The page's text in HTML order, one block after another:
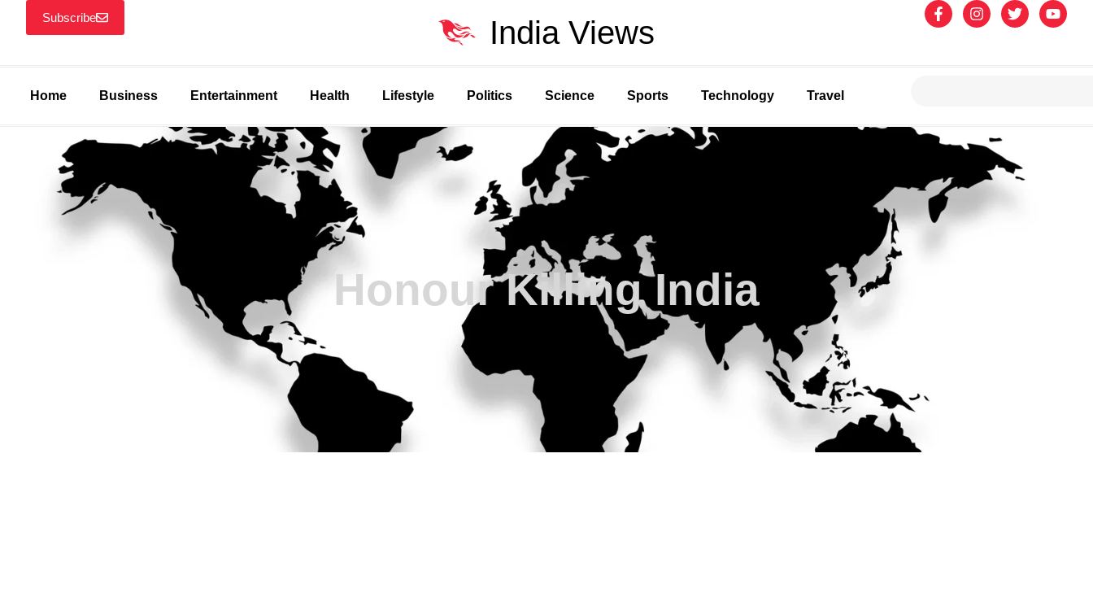
Subscribe India Views
Home Business Entertainment Health Lifestyle Politics Science Sports Technology Travel
Honour Killing India